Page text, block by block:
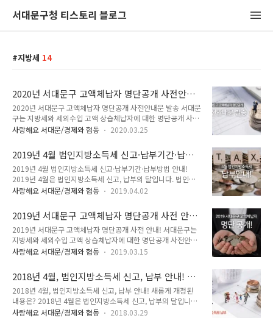
서대문구청 티스토리 블로그
지방세 14
2020년 서대문구 고액체납자 명단공개 사전안내
문 발송
2020년 서대문구 고액체납자 명단공개 사전안내문 발송 서대문
구는 지방세와 세외수입 고액 상습체납자에 대한 명단공개 사전
안내문을 24일 일제 발송하였습니다. 대상은 지방세 체납액 7명
단공개 예고대상자는 2020년 1월 1일 기준 체납 발생일로부터
1년이 경과된 1천만원 이상 지방세와 세외수입을 체납한 경우에
해당됩니다. 서대문구는 3월 18일 1차 지방세 심의위원회를 개
최해 사망자, 청산종결 등 변동사유을 조사하여 체납처분 진행사
항 등을 검토해 공개대상자를 선정했습니다. 이번 명단공개 사전
주어 이 기간 내에 소명이 되지 않거나 체납액을 납부하지 않으
면 10월 중 2차 지방세 심의위..
사랑해요 서대문/경제와 협동 2020.03.25
2019년 4월 법인지방소득세 신고·납부기간·납부
방법 안내
2019년 4월 법인지방소득세 신고·납부기간·납부방법 안내!
2019년 4월은 법인지방소득세 신고, 납부의 달입니다. 법인지
방소득세는 법인이 소재하고 있는 것에 대해 지자체에 납부하는
TONG지기와 함께 자세히 알아볼까요! '19년 4월 법인지방소득
세 신고·납부기간 운영 안내 ● 대상 : 12월말 결산 법인('18년
귀속 법인소득) ● 신고·납부기한 : 2019. 4. 30.(화)까지 ● 납
세지 : 법인의 등기부에 따른 본점 또는 주사무소의 소재지 (다
만, 사업장이 둘 이상인 경우 각각의 사업장 소재지) ● 신고·납
신고·납부 ● 기타 자세한 신고 안내는 위택스 홈페이지 공지
사..
사랑해요 서대문/경제와 협동 2019.04.02
2019년 서대문구 고액체납자 명단공개 사전 안
내!
2019년 서대문구 고액체납자 명단공개 사전 안내! 서대문구는
지방세와 세외수입 고액 상습체납자에 대한 명단공개 사전안내
문을 14일 일제 발송했습니다. 대상은 지방세 체납액 13명에 3
명단공개 예고대상자는 2019년 1월 1일 기준 체납 발생일부터
1년이 경과된 1천만원 이상 지방세와 세외수입을 체납한 경우에
해당됩니다. 서대문구는 3월 12일 1차 지방세 심의위원회를 개
최해 사망자, 청산종결 등 변동사유를 조사하여 체납처분 진행사
항 등을 검토해 공개대상자를 선정했습니다. 이번 명단공개 사전
사랑해요 서대문/경제와 협동 2019.03.15
2018년 4월, 법인지방소득세 신고, 납부 안내! 새
롭게 개정된 내용은?
2018년 4월, 법인지방소득세 신고, 납부 안내! 새롭게 개정된
내용은? 2018년 4월은 법인지방소득세 신고, 납부의 달입니다.
법인지방소득세는 법인이 소재하고 있는 것에 대해 지자체에 납
사랑해요 서대문/경제와 협동 2018.03.29